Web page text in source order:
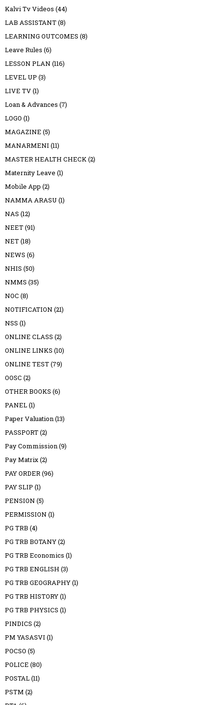
Kalvi Tv Videos (44)
LAB ASSISTANT(8)
LEARNING OUTCOMES (8)
Leave Rules (6)
LESSON PLAN (116)
LEVEL UP (3)
LIVE TV(1)
Loan & Advances (7)
LOGO (1)
MAGAZINE (5)
MANARMENI (11)
MASTER HEALTH CHECK(2)
Maternity Leave (1)
Mobile App (2)
NAMMA ARASU (1)
NAS (12)
NEET(91)
NET(18)
NEWS (6)
NHIS (50)
NMMS (35)
NOC (8)
NOTIFICATION (21)
NSS (1)
ONLINE CLASS (2)
ONLINE LINKS (10)
ONLINE TEST(79)
OOSC (2)
OTHER BOOKS (6)
PANEL(1)
Paper Valuation(13)
PASSPORT(2)
Pay Commission(9)
Pay Matrix(2)
PAY ORDER(96)
PAY SLIP (1)
PENSION (5)
PERMISSION (1)
PG TRB (4)
PG TRB BOTANY(2)
PG TRB Economics (1)
PG TRB ENGLISH (3)
PG TRB GEOGRAPHY(1)
PG TRB HISTORY(1)
PG TRB PHYSICS (1)
PINDICS (2)
PM YASASVI (1)
POCSO (5)
POLICE (80)
POSTAL(11)
PSTM (2)